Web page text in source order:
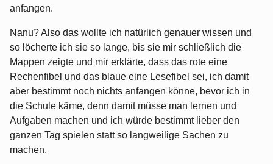
anfangen.
Nanu? Also das wollte ich natürlich genauer wissen und
so löcherte ich sie so lange, bis sie mir schließlich die
Mappen zeigte und mir erklärte, dass das rote eine
Rechenfibel und das blaue eine Lesefibel sei, ich damit
aber bestimmt noch nichts anfangen könne, bevor ich in
die Schule käme, denn damit müsse man lernen und
Aufgaben machen und ich würde bestimmt lieber den
ganzen Tag spielen statt so langweilige Sachen zu
machen.